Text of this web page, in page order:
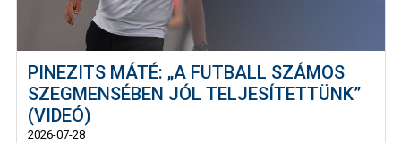
PINEZITS MÁTÉ: „A FUTBALL SZÁMOS
SZEGMENSÉBEN JÓL TELJESÍTETTÜNK”
(VIDEÓ)
2026-07-28